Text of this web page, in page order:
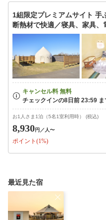
1組限定プレミアムサイト
断熱材で快適／寝具、家具、
お1人さま1泊（5名1室利用時） (税込)
8,930円 ／人〜
ポイント(1%)
最近見た宿